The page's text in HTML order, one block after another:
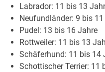
Labrador: 11 bis 13
Neufundländer: 9 bis
Pudel: 13 bis 16 Jahre
Rottweiler: 11 bis 13
Schäferhund: 11 bis 14
Schottischer Terrier: 11